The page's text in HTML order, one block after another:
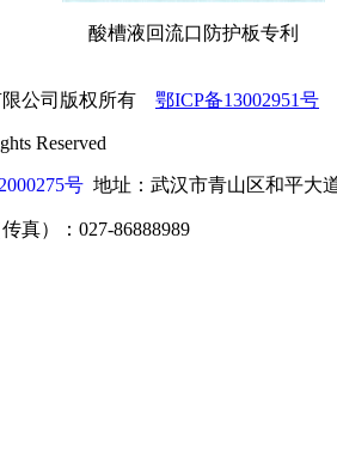
酸槽液回流口防护板专利
限公司版权所有 鄂ICP备13002951号
Reserved
号 地址：武汉市青山区和平大
真）：027-86888989